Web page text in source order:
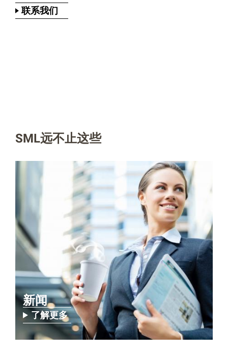
联系我们
SML远不止这些
新闻
了解更多